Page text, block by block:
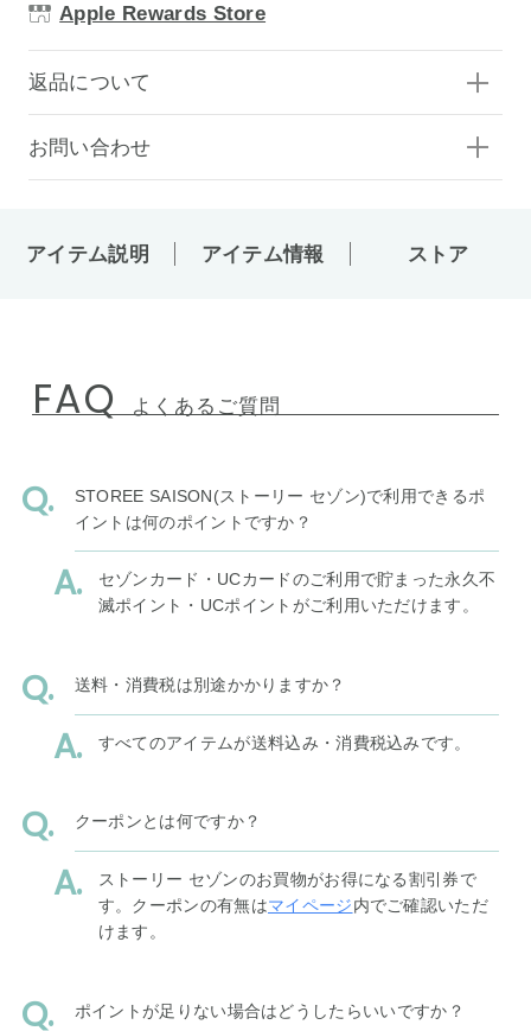
Apple Rewards Store
返品について
お問い合わせ
アイテム説明 アイテム情報 ストア
FAQ よくあるご質問
STOREE SAISON(ストーリー セゾン)で利用できるポ
イントは何のポイントですか？
セゾンカード・UCカードのご利用で貯まった永久不
滅ポイント・UCポイントがご利用いただけます。
送料・消費税は別途かかりますか？
すべてのアイテムが送料込み・消費税込みです。
クーポンとは何ですか？
ストーリー セゾンのお買物がお得になる割引券で
す。クーポンの有無はマイページ内でご確認いただ
けます。
ポイントが足りない場合はどうしたらいいですか？